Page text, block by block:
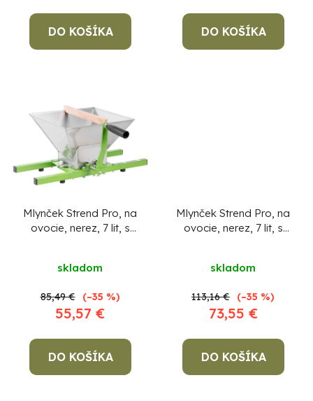
DO KOŠÍKA DO KOŠÍKA
Mlynček Strend Pro, na
ovocie, nerez, 7 lit, s
skladom
55,57 €
85,49 € (–35 %)
DO KOŠÍKA
Mlynček Strend Pro, na
ovocie, nerez, 7 lit, s
skladom
73,55 €
113,16 € (–35 %)
DO KOŠÍKA